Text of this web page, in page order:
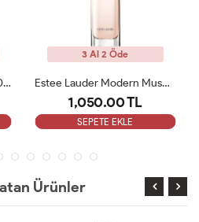
Estee Lauder Modern Muse Edp 100 Ml Kadın Tester
3 Al 2 Öde
1,050.00 TL
SEPETE EKLE
Ürünler